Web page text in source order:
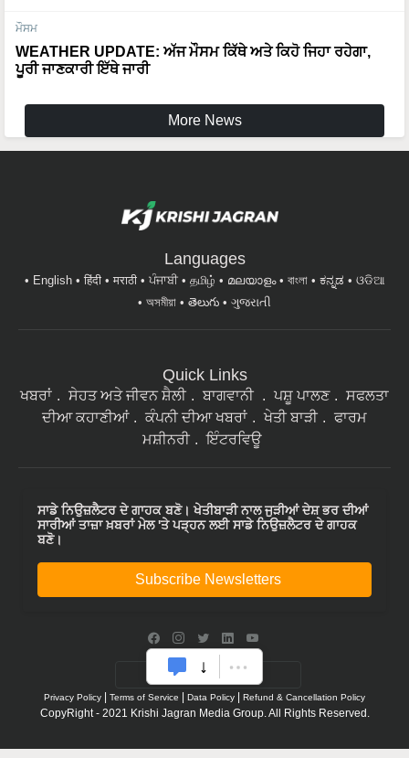
ਮੌਸਮ
WEATHER UPDATE: ਅੱਜ ਮੌਸਮ ਕਿੱਥੇ ਅਤੇ ਕਿਹੋ ਜਿਹਾ ਰਹੇਗਾ,
ਪੂਰੀ ਜਾਣਕਾਰੀ ਇੱਥੇ ਜਾਰੀ
More News
Languages
English हिंदी मराठी ਪੰਜਾਬੀ தமிழ் മലയാളം বাংলা ಕನ್ನಡ
ଓଡିଆ
অসমীয়া
తెలుగు ગુજરાતી
Quick Links
ਖਬਰਾਂ ਸੇਹਤ ਅਤੇ ਜੀਵਨ ਸ਼ੈਲੀ ਬਾਗਵਾਨੀ ਪਸ਼ੂ ਪਾਲਣ
ਸਫਲਤਾ
ਦੀਆ ਕਹਾਣੀਆਂ
ਕੰਪਨੀ ਦੀਆ ਖਬਰਾਂ ਖੇਤੀ ਬਾੜੀ
ਫਾਰਮ
ਮਸ਼ੀਨਰੀ
ਇੰਟਰਵਿਊ
ਸਾਡੇ ਨਿਉਜ਼ਲੈਟਰ ਦੇ ਗਾਹਕ ਬਣੋ। ਖੇਤੀਬਾੜੀ ਨਾਲ ਜੁੜੀਆਂ ਦੇਸ਼ ਭਰ ਦੀਆਂ
ਸਾਰੀਆਂ ਤਾਜ਼ਾ ਖ਼ਬਰਾਂ ਮੇਲ 'ਤੇ ਪੜ੍ਹਨ ਲਈ ਸਾਡੇ ਨਿਉਜ਼ਲੈਟਰ ਦੇ ਗਾਹਕ
ਬਣੋ।
Subscribe Newsletters
Privacy Policy Terms of Service Data Policy Refund & Cancellation Policy
CopyRight - 2021 Krishi Jagran Media Group. All Rights Reserved.